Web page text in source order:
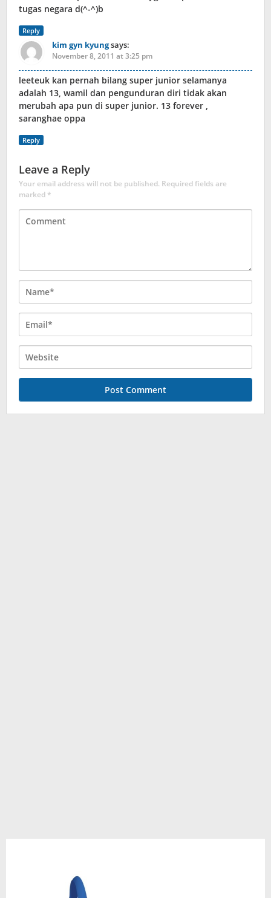
tugas negara d(^-^)b
Reply
kim gyn kyungsays:
November 8, 2011 at 3:25 pm
leeteuk kan pernah bilang super junior selamanya
adalah 13, wamil dan pengunduran diri tidak akan
merubah apa pun di super junior. 13 forever ,
saranghae oppa
Reply
Leave a Reply
Your email address will not be published. Required fields are
marked*